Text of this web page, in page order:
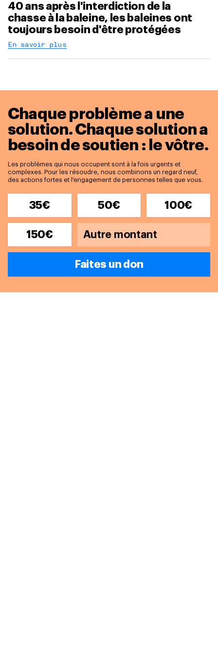
40 ans après l'interdiction de la
chasse à la baleine, les baleines ont
toujours besoin d'être protégées
En savoir plus
Chaque problème a une
solution.Chaque solution a
besoin de soutien : le vôtre.
Les problèmes qui nous occupent sont à la fois urgents et
complexes. Pour les résoudre, nous combinons un regard neuf,
des actions fortes et l'engagement de personnes telles que vous.
35€ 50€ 100€
150€
Faites un don